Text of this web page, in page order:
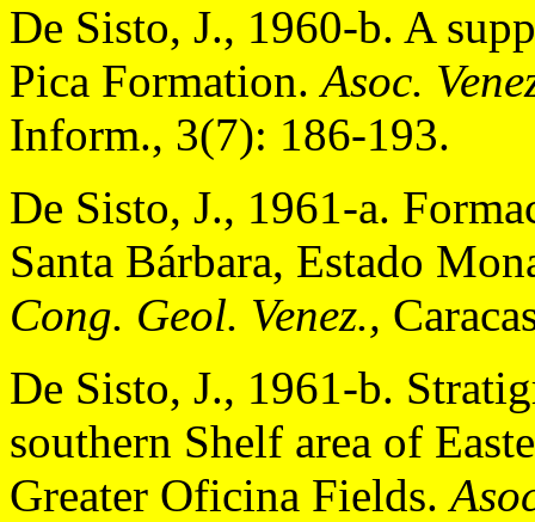
De Sisto, J., 1960-b. A
Pica Formation.Asoc.
Inform., 3(7): 186-193.
De Sisto, J., 1961-a.
Santa Bárbara, Estado
Cong. Geol. Venez.,
De Sisto, J., 1961-b.
southern Shelf area of
Greater Oficina Fields.